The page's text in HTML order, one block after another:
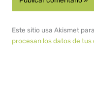
Este sitio usa Akismet
procesan los datos de